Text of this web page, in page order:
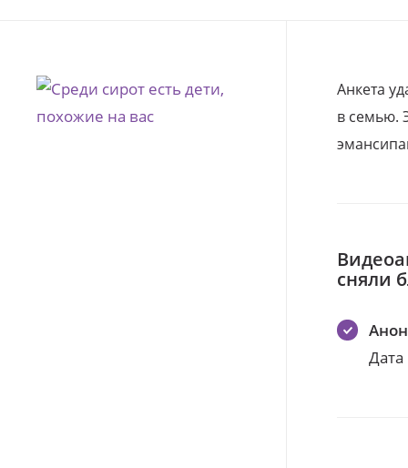
Анкета
в семью.
сняли